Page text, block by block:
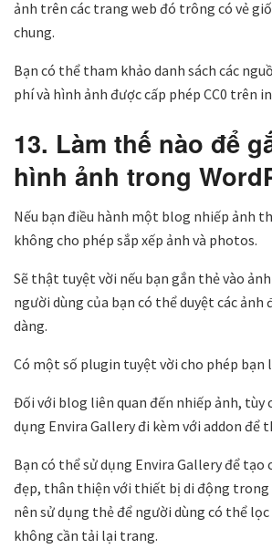
ảnh trên các trang web đó trông có vẻ
chung.
Bạn có thể tham khảo danh sách các
phí và hình ảnh được cấp phép CC0 trên
13. Làm thế nào để
hình ảnh trong
Nếu bạn điều hành một blog nhiếp ảnh
không cho phép sắp xếp ảnh và photos.
Sẽ thật tuyệt vời nếu bạn gắn thẻ vào
người dùng của bạn có thể duyệt các ảnh
dàng.
Có một số plugin tuyệt vời cho phép bạn
Đối với blog liên quan đến nhiếp ảnh,
dụng Envira Gallery đi kèm với addon để
Bạn có thể sử dụng Envira Gallery để tạo
đẹp, thân thiện với thiết bị di động trong
nên sử dụng thẻ để người dùng có thể lọc
không cần tải lại trang.